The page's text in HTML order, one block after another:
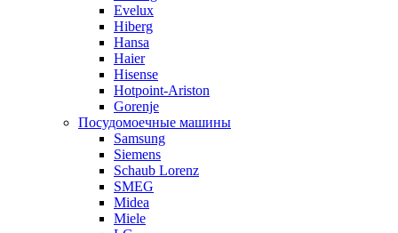
Evelux
Hiberg
Hansa
Haier
Hisense
Hotpoint-Ariston
Gorenje
Посудомоечные машины
Samsung
Siemens
Schaub Lorenz
SMEG
Midea
Miele